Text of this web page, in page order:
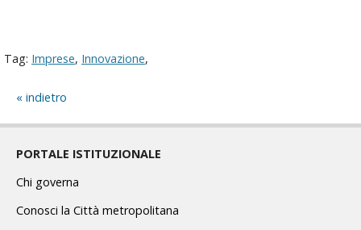
Tag: Imprese, Innovazione,
indietro
PORTALE ISTITUZIONALE
Chi governa
Conosci la Città metropolitana